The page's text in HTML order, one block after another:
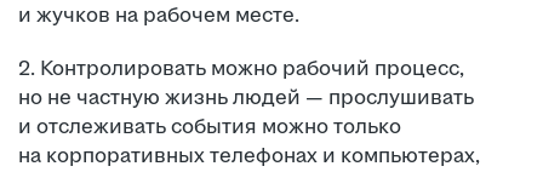
и жучков на рабочем месте.
2. Контролировать можно рабочий процесс,
но не частную жизнь людей — прослушивать
и отслеживать события можно только
на корпоративных телефонах и компьютерах,